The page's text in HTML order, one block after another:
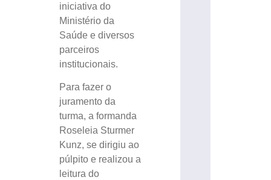
iniciativa do
Ministério da
Saúde e diversos
parceiros
institucionais.
Para fazer o
juramento da
turma, a formanda
Roseleia Sturmer
Kunz, se dirigiu ao
púlpito e realizou a
leitura do